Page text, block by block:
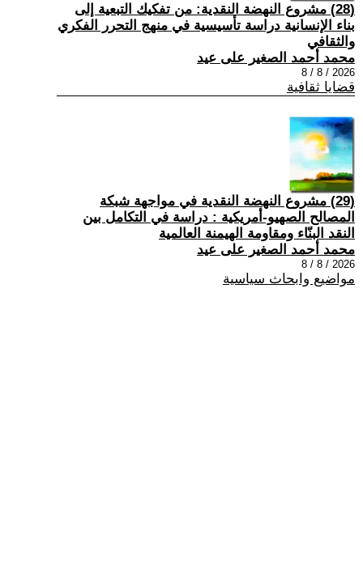
(28) مشروع النهضة النقدية: من تفكيك التبعية إلى
بناء الإنسانية دراسة تأسيسية في منهج التحرر الفكري
والثقافي
محمد أحمد الصغير على عيد
2026 / 8 / 8
قضايا ثقافية
(29) مشروع النهضة النقدية في مواجهة شبكة
المصالح الصهيو-أمريكية : دراسة في التكامل بين
النقد البنّاء ومقاومة الهيمنة العالمية
محمد أحمد الصغير على عيد
2026 / 8 / 8
مواضيع وابحاث سياسية